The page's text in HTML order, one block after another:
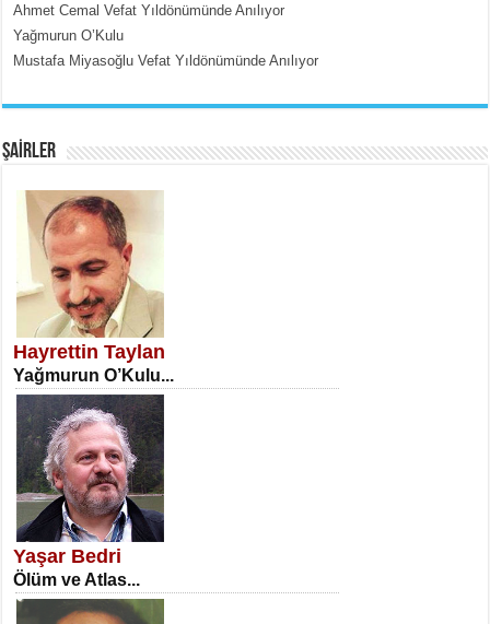
SATILMIŞ ÜMİT ÇETİNKAYA
Erkenlik...
NECLA DİLEK ARSLAN
Öğretmenler Günü Mahkemesi...
Ahmet Cemal Vefat Yıldönümünde Anılıyor
Yağmurun O’Kulu
Mustafa Miyasoğlu Vefat Yıldönümünde Anılıyor
ŞAİRLER
Hayrettin Taylan
Yağmurun O’Kulu...
Yaşar Bedri
Ölüm ve Atlas...